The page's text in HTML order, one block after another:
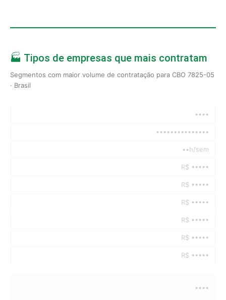
🏭 Tipos de empresas que mais contratam
Segmentos com maior volume de contratação para CBO 7825-05
· Brasil
••••
•••••••••••••••
••h/sem
R$ •••••
R$ •••••
R$ •••••
R$ •••••
R$ •••••
R$ •••••
••••